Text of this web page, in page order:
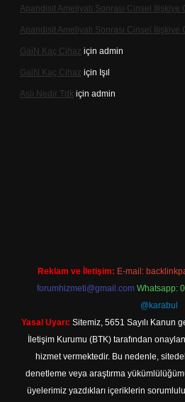
Apandisit Ameliyatı Sonrası Cinsel Ilişkiye
Apandisit Ameliyatı Sonrası Cinsel Ilişkiye
Gai̇N Kaç Cihaz için admin
Gai̇N Kaç Cihaz için Işıl
Aslı Nedir Tdk için admin
Reklam ve İletişim: E-mail:
forumhizmeti@gmail.com Whatsapp:
@karabul
Yasal Uyarı: Sitemiz, 5651 Sayılı Kanun
İletişim Kurumu (BTK) tarafından
hizmet vermektedir. Bu nedenle,
denetleme veya araştırma
üyelerimiz yazdıkları içeriklerin